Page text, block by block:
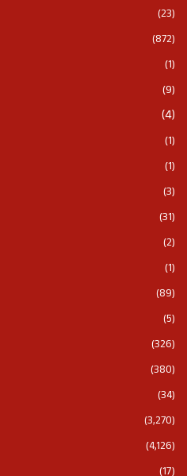
(23)
(872)
(1)
(9)
(4)
(1)
(1)
(3)
(31)
(2)
(1)
(89)
(5)
(326)
(380)
(34)
(3,270)
(4,126)
(17)